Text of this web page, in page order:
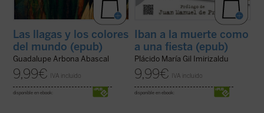
Las llagas y los colores
del mundo (epub)
Guadalupe Arbona Abascal
9,99€ IVA incluido
disponible en ebook:
Iban a la muerte como
a una fiesta (epub)
Plácido María Gil Imirizaldu
9,99€ IVA incluido
disponible en ebook: